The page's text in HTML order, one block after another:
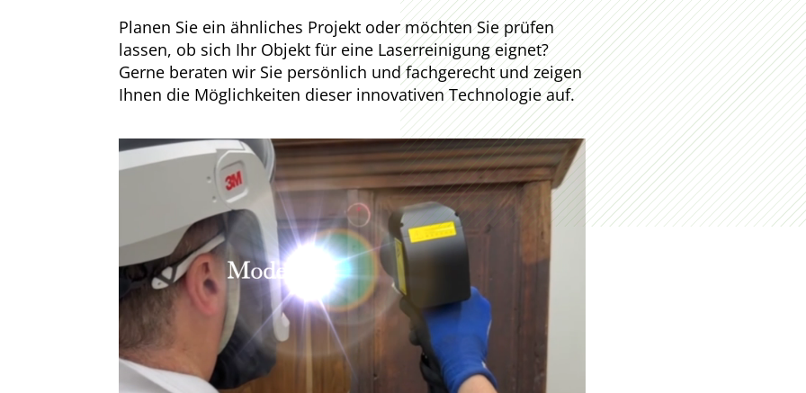
Planen Sie ein ähnliches Projekt oder möchten Sie prüfen
lassen, ob sich Ihr Objekt für eine Laserreinigung eignet?
Gerne beraten wir Sie persönlich und fachgerecht und zeigen
Ihnen die Möglichkeiten dieser innovativen Technologie auf.